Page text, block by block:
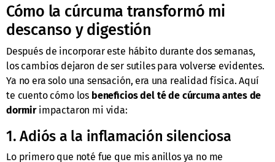
Cómo la cúrcuma transformó mi
descanso y digestión
Después de incorporar este hábito durante dos semanas,
los cambios dejaron de ser sutiles para volverse evidentes.
Ya no era solo una sensación, era una realidad física. Aquí
te cuento cómo los beneficios del té de cúrcuma antes de
dormirimpactaron mi vida:
1. Adiós a la inflamación silenciosa
Lo primero que noté fue que mis anillos ya no me